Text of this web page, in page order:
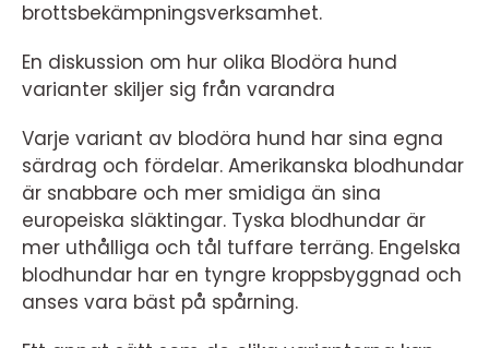
brottsbekämpningsverksamhet.
En diskussion om hur olika Blodöra hund
varianter skiljer sig från varandra
Varje variant av blodöra hund har sina egna
särdrag och fördelar. Amerikanska blodhundar
är snabbare och mer smidiga än sina
europeiska släktingar. Tyska blodhundar är
mer uthålliga och tål tuffare terräng. Engelska
blodhundar har en tyngre kroppsbyggnad och
anses vara bäst på spårning.